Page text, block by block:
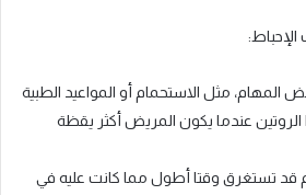
المهام، مثل الاستحمام أو المواعيد الطبية
الروتين عندما يكون المريض أكثر يقظة
قد تستغرق وقتا أطول مما كانت عليه في